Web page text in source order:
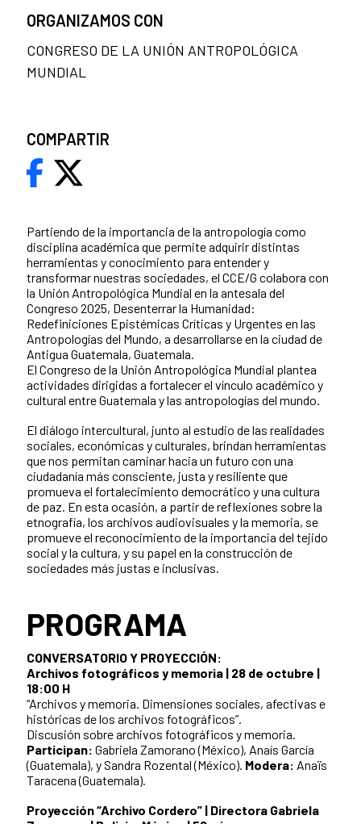
Partiendo de la importancia de la antropología como
disciplina académica que permite adquirir distintas
herramientas y conocimiento para entender y
transformar nuestras sociedades, el CCE/G colabora con
la Unión Antropológica Mundial en la antesala del
Congreso 2025, Desenterrar la Humanidad:
Redefiniciones Epistémicas Críticas y Urgentes en las
Antropologías del Mundo, a desarrollarse en la ciudad de
Antigua Guatemala, Guatemala.
El Congreso de la Unión Antropológica Mundial plantea
actividades dirigidas a fortalecer el vínculo académico y
cultural entre Guatemala y las antropologías del mundo.
El diálogo intercultural, junto al estudio de las realidades
sociales, económicas y culturales, brindan herramientas
que nos permitan caminar hacia un futuro con una
ciudadanía más consciente, justa y resiliente que
promueva el fortalecimiento democrático y una cultura
de paz. En esta ocasión, a partir de reflexiones sobre la
etnografía, los archivos audiovisuales y la memoria, se
promueve el reconocimiento de la importancia del tejido
social y la cultura, y su papel en la construcción de
sociedades más justas e inclusivas.
PROGRAMA
CONVERSATORIO Y PROYECCIÓN:
Archivos fotográficos y memoria | 28 de octubre |
18:00 H
“Archivos y memoria. Dimensiones sociales, afectivas e
históricas de los archivos fotográficos”.
Discusión sobre archivos fotográficos y memoria.
Participan: Gabriela Zamorano (México), Anaís García
(Guatemala), y Sandra Rozental (México). Modera: Anaïs
Taracena (Guatemala).
Proyección “Archivo Cordero” | Directora Gabriela
ORGANIZAMOS CON
CONGRESO DE LA UNIÓN ANTROPOLÓGICA
MUNDIAL
COMPARTIR